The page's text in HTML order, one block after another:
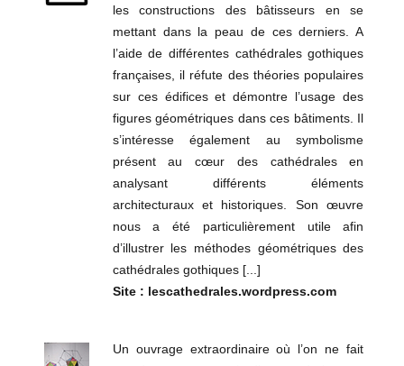
les constructions des bâtisseurs en se
mettant dans la peau de ces derniers. A
l’aide de différentes cathédrales gothiques
françaises, il réfute des théories populaires
sur ces édifices et démontre l’usage des
figures géométriques dans ces bâtiments. Il
s’intéresse également au symbolisme
présent au cœur des cathédrales en
analysant différents éléments
architecturaux et historiques. Son œuvre
nous a été particulièrement utile afin
d’illustrer les méthodes géométriques des
cathédrales gothiques [...]
Site : lescathedrales.wordpress.com
Un ouvrage extraordinaire où l’on ne fait